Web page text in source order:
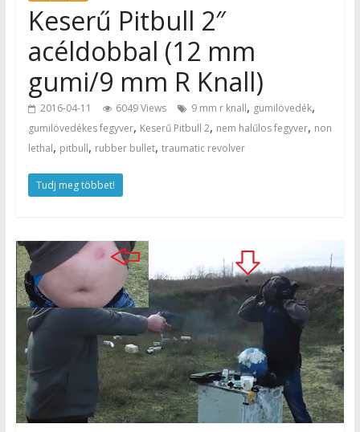
Keserű Pitbull 2″
acéldobbal (12 mm
gumi/9 mm R Knall)
2016-04-11 6049 Views 9 mm r knall, gumilövedék,
gumilövedékes fegyver, Keserű Pitbull 2, nem halűlos fegyver, non
lethal, pitbull, rubber bullet, traumatic revolver
Tudj meg többet!